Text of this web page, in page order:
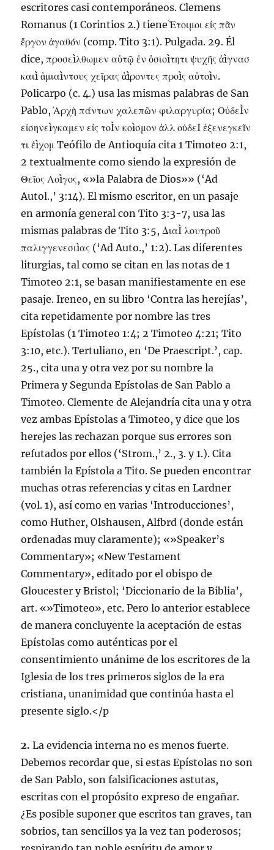
escritores casi contemporáneos. Clemens
Romanus (1 Corintios 2.) tiene ̔́Ετοιμοι εἰς πᾶν
ἔργον ἀγαθόν (comp.Tito 3:1). Pulgada. 29. Él
dice, προσεìλθωμεν αὐτῷ ἐν ὁσιοìτητι ψυχῆς ἀìγνασ
καιì ἀμιαìντους χεῖρας ἀìροντες προìς αὐτοìν.
Policarpo (c. 4.) usa las mismas palabras de San
Pablo, ̓Αρχὴ πάντων χαλεπῶν φιλαργυρία; ΟὐδεÌν
εἰσηνεìγκαμεν εἰς τοÌν κοìσμον ἀλλ οὐδεI ἐξενεγκεῖν
τι ἐìχομ Teófilo de Antioquía cita1 Timoteo 2:1 ,
2 textualmente como siendo la expresión de
Θεῖος Λοìγος, «»la Palabra de Dios»» (‘Ad
Autol.,’ 3:14). El mismo escritor, en un pasaje
en armonía general conTito 3:3-7, usa las
mismas palabras deTito 3:5, ΔιαÌ λουτροῦ
παλιγγενεσιìας (‘Ad Auto.,’ 1:2). Las diferentes
liturgias, tal como se citan en las notas de1
Timoteo 2:1 , se basan manifiestamente en ese
pasaje. Ireneo, en su libro ‘Contra las herejías’,
cita repetidamente por nombre las tres
Epístolas (1 Timoteo 1:4; 2 Timoteo 4:21;Tito
3:10, etc.). Tertuliano, en ‘De Praescript.’, cap.
25., cita una y otra vez por su nombre la
Primera y Segunda Epístolas de San Pablo a
Timoteo. Clemente de Alejandría cita una y otra
vez ambas Epístolas a Timoteo, y dice que los
herejes las rechazan porque sus errores son
refutados por ellos (‘Strom.,’ 2., 3. y 1.). Cita
también la Epístola a Tito. Se pueden encontrar
muchas otras referencias y citas en Lardner
(vol. 1), así como en varias ‘Introducciones’,
como Huther, Olshausen, Alfbrd (donde están
ordenadas muy claramente); «»Speaker’s
Commentary»; «New Testament
Commentary», editado por el obispo de
Gloucester y Bristol; ‘Diccionario de la Biblia’,
art. «»Timoteo», etc. Pero lo anterior establece
de manera concluyente la aceptación de estas
Epístolas como auténticas por el
consentimiento unánime de los escritores de la
Iglesia de los tres primeros siglos de la era
cristiana, unanimidad que continúa hasta el
presente siglo.</p
2. La evidencia interna no es menos fuerte.
Debemos recordar que, si estas Epístolas no son
de San Pablo, son falsificaciones astutas,
escritas con el propósito expreso de engañar.
¿Es posible suponer que escritos tan graves, tan
sobrios, tan sencillos ya la vez tan poderosos;